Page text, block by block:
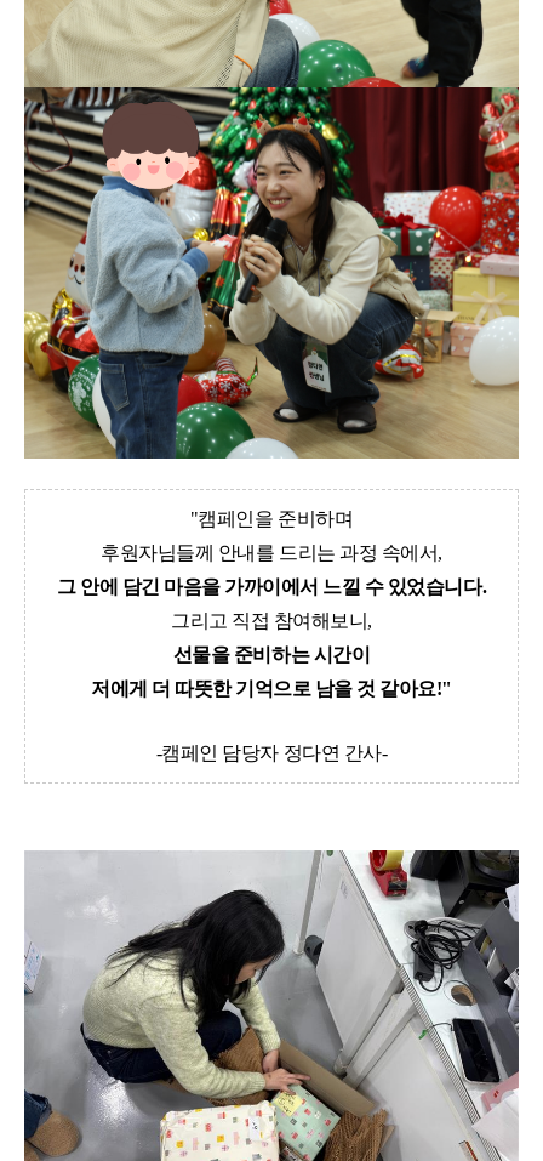
"캠페인을 준비하며
후원자님들께 안내를 드리는 과정 속에서,
그 안에 담긴 마음을 가까이에서 느낄 수 있었습니다.
그리고 직접 참여해보니,
선물을 준비하는 시간이
저에게 더 따뜻한 기억으로 남을 것 같아요!"
-캠페인 담당자 정다연 간사-